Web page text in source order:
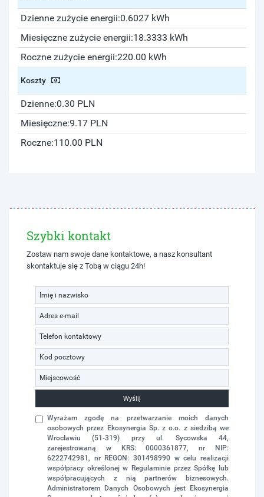
Dzienne zużycie energii:0.6027 kWh
Miesięczne zużycie energii:18.3333 kWh
Roczne zużycie energii:220.00 kWh
Koszty
Dzienne:0.30 PLN
Miesięczne:9.17 PLN
Roczne:110.00 PLN
Szybki kontakt
Zostaw nam swoje dane kontaktowe, a nasz konsultant
skontaktuje się z Tobą w ciągu 24h!
Wyślij
Wyrażam zgodę na przetwarzanie moich danych
osobowych przez Ekosynergia Sp. z o.o. z siedzibą we
Wrocławiu (51-319) przy ul. Sycowska 44,
zarejestrowaną w KRS: 0000361877, nr NIP:
6222742981, nr REGON: 301498990 w celu realizacji
współpracy określonej w Regulaminie przez Spółkę lub
współpracujących z nią partnerów biznesowych.
Administratorem Danych Osobowych jest Ekosynergia